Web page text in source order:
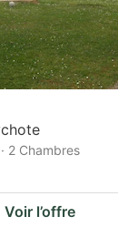
2 Chambres
Voir l’offre